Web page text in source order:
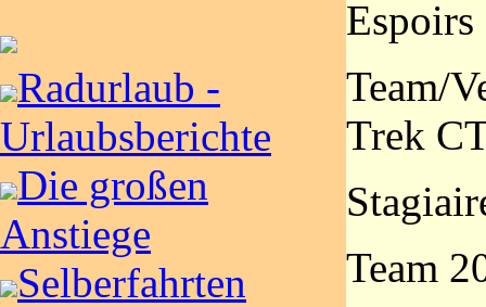
Radurlaub -
Urlaubsberichte
Die großen
Anstiege
Selberfahrten
Team/
Trek
Team